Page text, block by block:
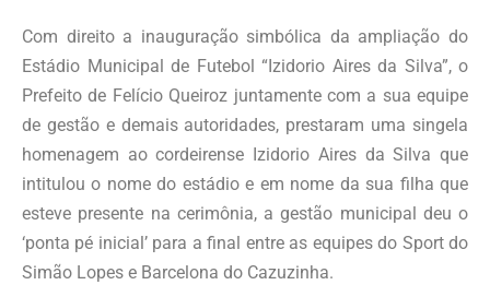
Com direito a inauguração simbólica da ampliação do
Estádio Municipal de Futebol “Izidorio Aires da Silva”, o
Prefeito de Felício Queiroz juntamente com a sua equipe
de gestão e demais autoridades, prestaram uma singela
homenagem ao cordeirense Izidorio Aires da Silva que
intitulou o nome do estádio e em nome da sua filha que
esteve presente na cerimônia, a gestão municipal deu o
‘ponta pé inicial’ para a final entre as equipes do Sport do
Simão Lopes e Barcelona do Cazuzinha.